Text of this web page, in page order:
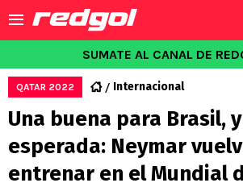
SUMATE AL CANAL DE
QATAR 2022 Internacional
Una buena para Brasil,
esperada: Neymar
entrenar en el Mundial